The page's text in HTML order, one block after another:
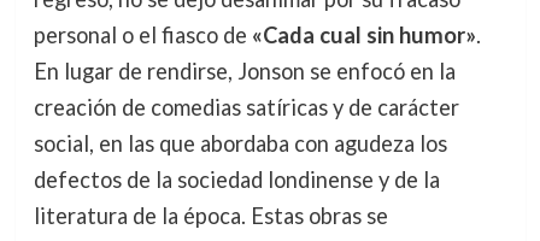
personal o el fiasco de «Cada cual sin humor».
En lugar de rendirse, Jonson se enfocó en la
creación de comedias satíricas y de carácter
social, en las que abordaba con agudeza los
defectos de la sociedad londinense y de la
literatura de la época. Estas obras se